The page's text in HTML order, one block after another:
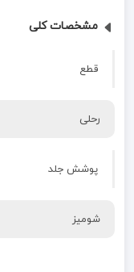
مشخصات کلی
قطع
رحلی
پوشش جلد
شومیز